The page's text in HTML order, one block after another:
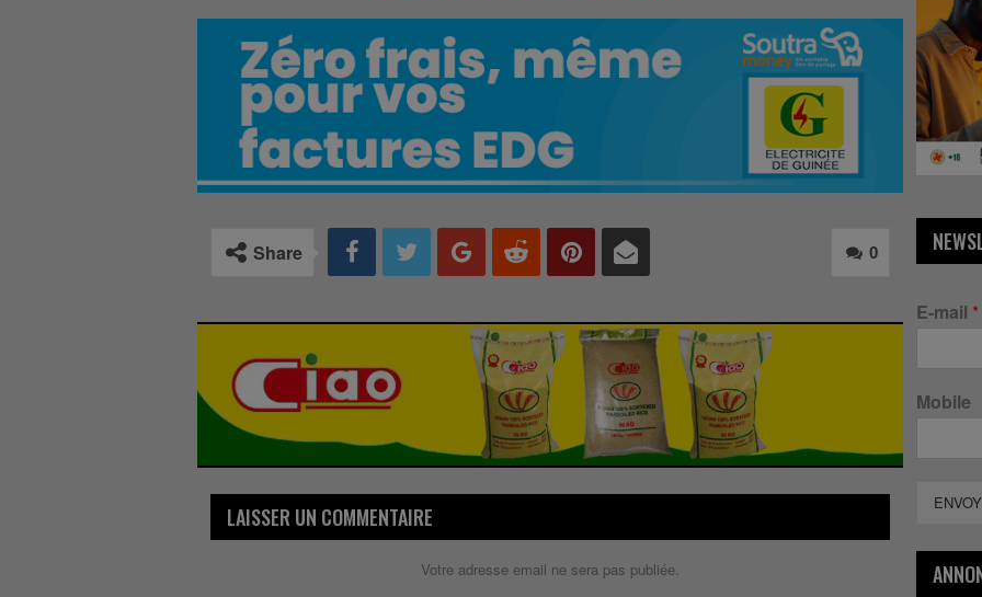
0
Share
LAISSER UN COMMENTAIRE
Votre adresse email ne sera pas publiée.
E-mail *
Mobile